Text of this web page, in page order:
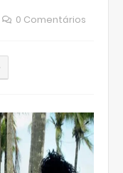
0 Comentários